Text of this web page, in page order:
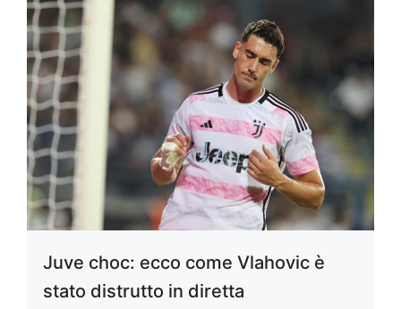
Juve choc: ecco come Vlahovic è
stato distrutto in diretta